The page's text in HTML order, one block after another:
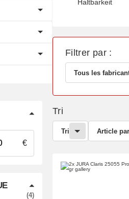
Haltbarkeit
Filtrer par :
Tous les
Tri
Tri Article
€
4
#GLOBAL.PRODUCTSFOUND#